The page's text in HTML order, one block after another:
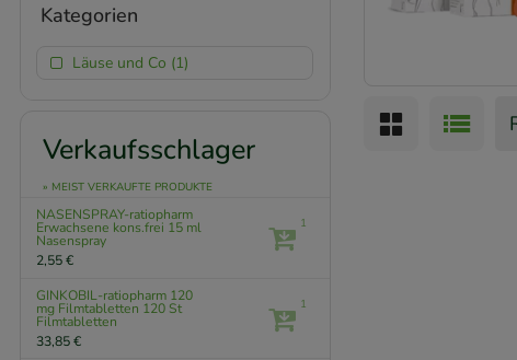
Kategorien
Läuse und Co (1)
Verkaufsschlager
» MEIST VERKAUFTE PRODUKTE
NASENSPRAY-ratiopharm
Erwachsene kons.frei 15 ml
Nasenspray
2,55 €
1
GINKOBIL-ratiopharm 120
mg Filmtabletten 120 St
Filmtabletten
33,85 €
1